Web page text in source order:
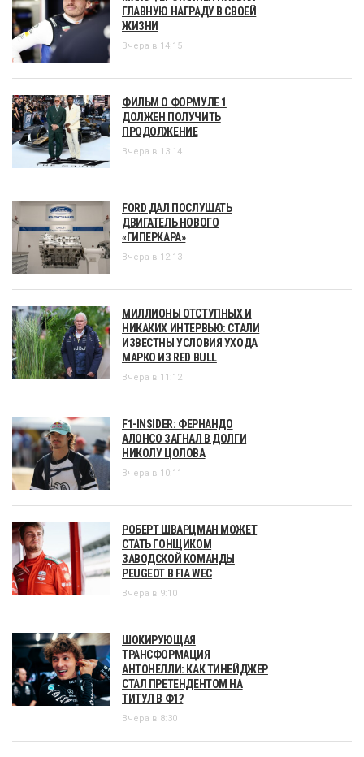
ГЛАВНУЮ НАГРАДУ В СВОЕЙ
ЖИЗНИ
Вчера в 14:15
ФИЛЬМ О ФОРМУЛЕ 1
ДОЛЖЕН ПОЛУЧИТЬ
ПРОДОЛЖЕНИЕ
Вчера в 13:14
FORD ДАЛ ПОСЛУШАТЬ
ДВИГАТЕЛЬ НОВОГО
«ГИПЕРКАРА»
Вчера в 12:13
МИЛЛИОНЫ ОТСТУПНЫХ И
НИКАКИХ ИНТЕРВЬЮ: СТАЛИ
ИЗВЕСТНЫ УСЛОВИЯ УХОДА
МАРКО ИЗ RED BULL
Вчера в 11:12
F1-INSIDER: ФЕРНАНДО
АЛОНСО ЗАГНАЛ В ДОЛГИ
НИКОЛУ ЦОЛОВА
Вчера в 10:11
РОБЕРТ ШВАРЦМАН МОЖЕТ
СТАТЬ ГОНЩИКОМ
ЗАВОДСКОЙ КОМАНДЫ
PEUGEOT В FIA WEC
Вчера в 9:10
ШОКИРУЮЩАЯ
ТРАНСФОРМАЦИЯ
АНТОНЕЛЛИ: КАК ТИНЕЙДЖЕР
СТАЛ ПРЕТЕНДЕНТОМ НА
ТИТУЛ В Ф1?
Вчера в 8:30